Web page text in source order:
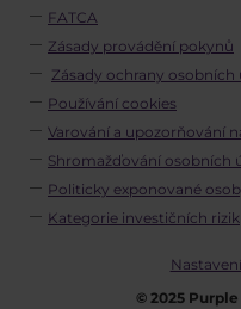
FATCA
Zásady provádění pokynů
Zásady ochrany osobních
Používání cookies
Varování a upozorňování
Shromažďování osobních
Politicky exponované
Kategorie investičních rizik
© 2025